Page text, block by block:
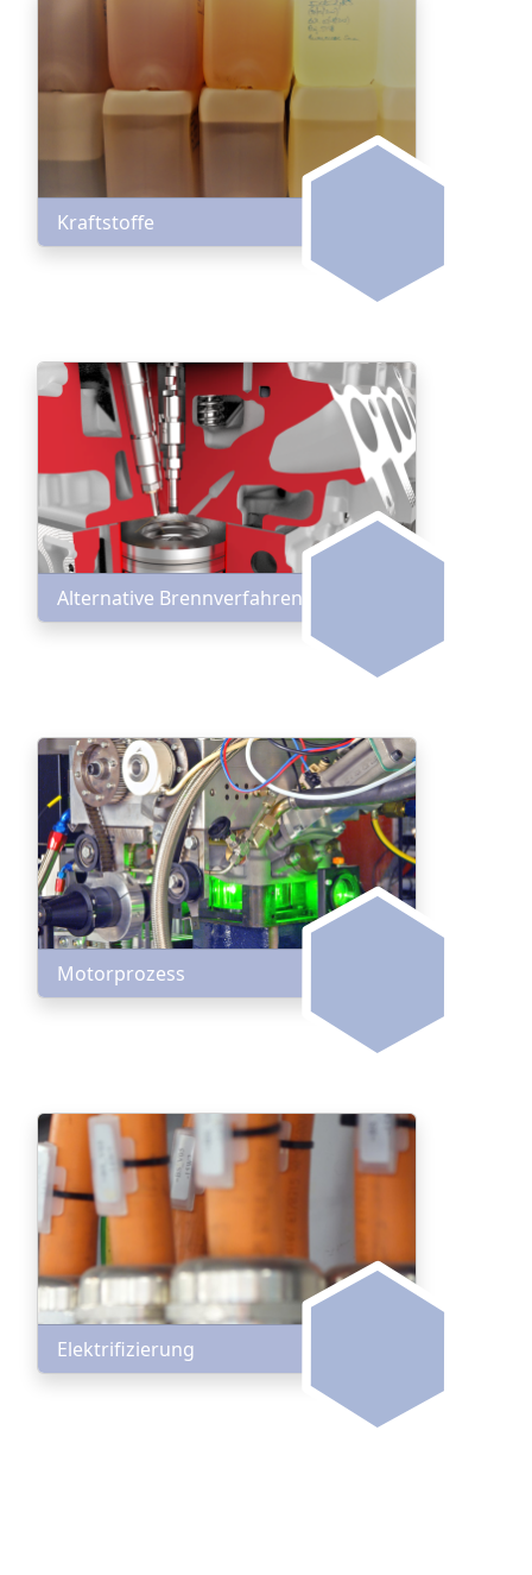
Kraftstoffe
Alternative Brennverfahren
Motorprozess
Elektrifizierung